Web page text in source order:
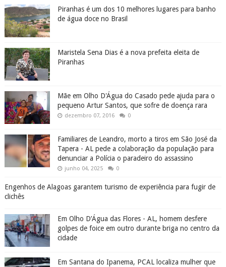
Piranhas é um dos 10 melhores lugares para banho
de água doce no Brasil
Maristela Sena Dias é a nova prefeita eleita de
Piranhas
Mãe em Olho D'Água do Casado pede ajuda para o
pequeno Artur Santos, que sofre de doença rara
dezembro 07, 2016 0
Familiares de Leandro, morto a tiros em São José da
Tapera - AL pede a colaboração da população para
denunciar a Polícia o paradeiro do assassino
junho 04, 2025 0
Engenhos de Alagoas garantem turismo de experiência para fugir de
clichês
Em Olho D’Água das Flores - AL, homem desfere
golpes de foice em outro durante briga no centro da
cidade
Em Santana do Ipanema, PCAL localiza mulher que